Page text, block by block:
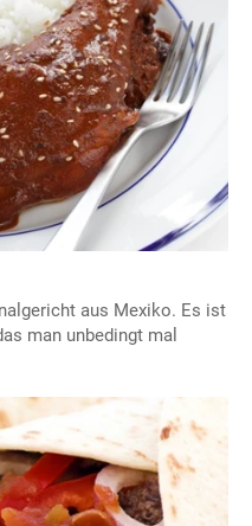
aus Mexiko. Es ist
man unbedingt mal